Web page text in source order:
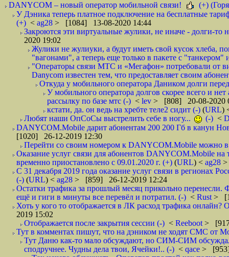
DANYCOM – новый оператор мобильной связи!
(+)
У Дэника теперь платное подключение на бесплатные
(+) < ag28 > [1084] 13-08-2020 14:44
Закроются эти виртуальные жулики, не иначе - долги-то
2020 19:02
Жулики не жулиуки, а будут иметь свой кусок хлеба,
"вагонами", а теперь еще только в пакете с
"Операторы связи МТС и «Мегафон» потребовали от
Danycom известен тем, что предоставляет своим
Откуда у мобильного оператора Даником долги
У мобильного оператора долгов скорее всего и
рассылку по базе мтс (-) < lev > [808] 20-08-2020
кстати, да. он ведь на хребте теле2 сидит (-) (URL)
Любят наши ОпСоСы выстрелить себе в ногу...
(-) <
DANYCOM.Mobile дарит абонентам 200 200 Гб в канун
[1020] 26-12-2019 12:30
Перейти со своим номером к DANYCOM.Mobile можно в
Оказание услуг связи для абонентов DANYCOM.Mobile
временно приостановлено с 09.01.2020 г. (+) (URL) < ag28 >
С 31 декабря 2019 года оказание услуг связи в регионах
(-) (URL) < ag28 > [859] 26-12-2019 12:24
Остатки трафика за прошлый месяц прикольно
ещё и гиги в минуты все перевёл и потратил. (-) < Rust >
Хоть у кого то отображается в ЛК расход трафика
2019 15:02
Отображается после закрытия сессии (-) < Reeboot >
Тут в комментах пишут, что на дэником не ходят СМС от
Тут Даню как-то мало обсуждают, но СИМ-СИМ
сподручнее. Чудны дела твои, Ячейки!.. (-) < qace > [953]